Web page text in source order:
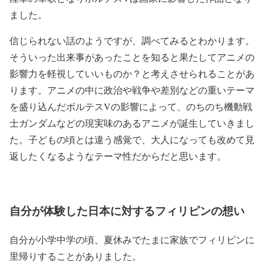
ました。
信じられない話のようですが、調べてみるとわかります。
そういった出来事があったことを知ると果たしてアニメの
影響力を軽視していいものか？と考えさせられることがあ
ります。アニメの中に政治や戦争や差別などの重いテーマ
を盛り込んだボルテスVの影響によって、のちのち機動戦
士ガンダムなどの現実味のあるアニメが誕生していきまし
た。子どもの頃とは違う感覚で、大人になっても改めて見
返したくなるようなテーマ性だからだと思います。
自分が体験した日本に対するフィリピンの想い
自分が小学中学の頃、夏休みでたまに家族でフィリピンに
里帰りすることがありました。